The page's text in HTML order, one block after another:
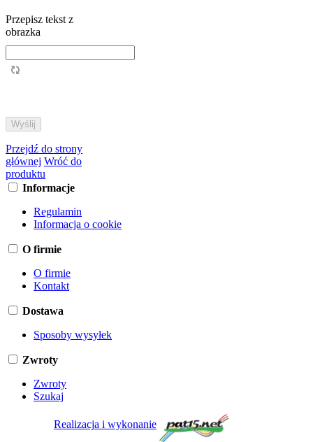
Przepisz tekst z
obrazka
Przejdź do strony
głównej Wróć do
produktu
Informacje
Regulamin
Informacja o cookie
O firmie
O firmie
Kontakt
Dostawa
Sposoby wysyłek
Zwroty
Zwroty
Szukaj
Realizacja i wykonanie